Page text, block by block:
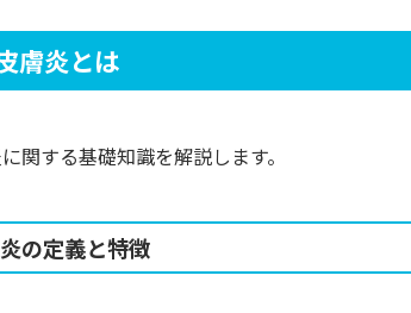
膚炎とは
関する基礎知識を解説します。
の定義と特徴